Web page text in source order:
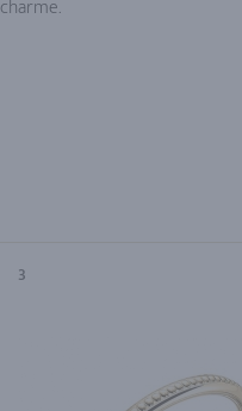
charme.
3